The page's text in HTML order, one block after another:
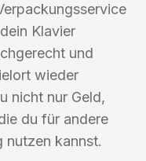
Klavier
und
wieder
nicht nur Geld,
du für andere
nutzen kannst.